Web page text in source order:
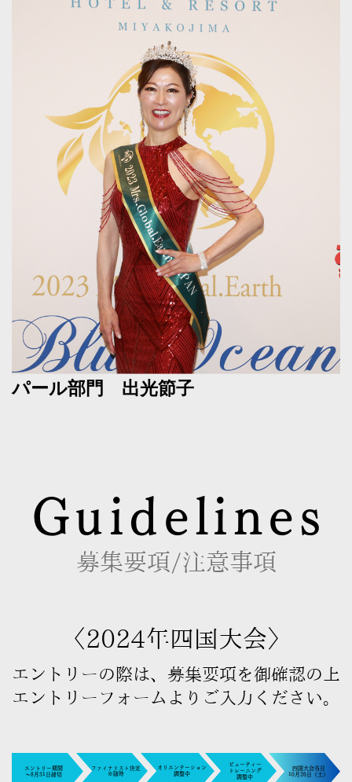
パール部門 出光節子
Guidelines
募集要項/注意事項
〈2024年四国大会〉
エントリーの際は、募集要項を御確認の上
エントリーフォームよりご入力ください。
エントリー期間
～8月31日締切​
ファイナリスト決定
※随時
オリエンテーション
調​整中
ビューティー
トレーニング
調​整中
四国大会当日
10月26日（土）​